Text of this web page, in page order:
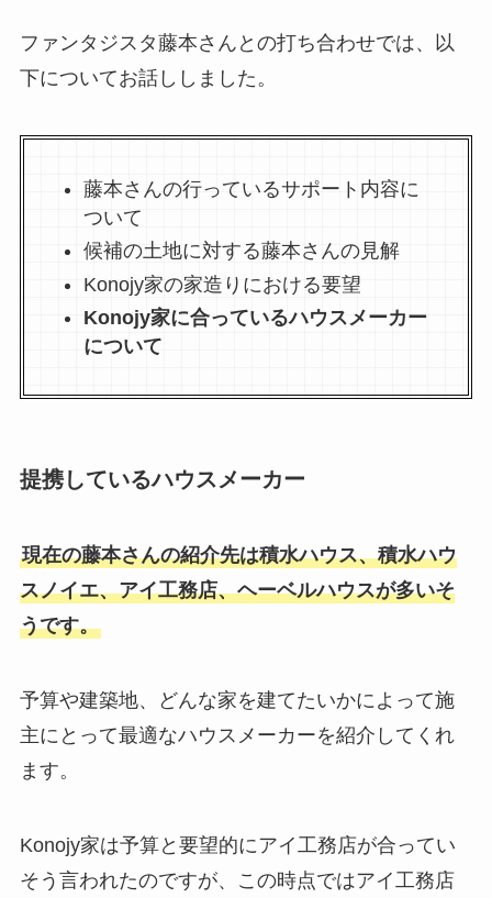
ファンタジスタ藤本さんとの打ち合わせでは、以
下についてお話ししました。
藤本さんの行っているサポート内容に
ついて
候補の土地に対する藤本さんの見解
Konojy家の家造りにおける要望
Konojy家に合っているハウスメーカー
について
提携しているハウスメーカー
現在の藤本さんの紹介先は積水ハウス、積水ハウ
スノイエ、アイ工務店、ヘーベルハウスが多いそ
うです。
予算や建築地、どんな家を建てたいかによって施
主にとって最適なハウスメーカーを紹介してくれ
ます。
Konojy家は予算と要望的にアイ工務店が合ってい
そう言われたのですが、この時点ではアイ工務店